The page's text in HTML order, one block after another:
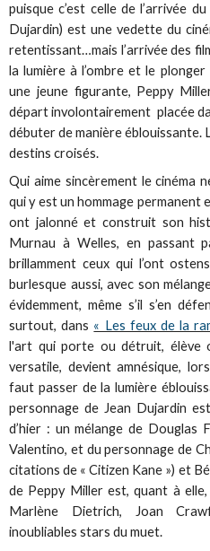
puisque c’est celle de l’arrivée
Dujardin) est une vedette du
retentissant…mais l’arrivée des
la lumière à l’ombre et le plonger
une jeune figurante, Peppy
départ involontairement placée
débuter de manière éblouissante.
destins croisés.
Qui aime sincèrement le cinéma
qui y est un hommage permanent
ont jalonné et construit son
Murnau à Welles, en passant
brillamment ceux qui l’ont
burlesque aussi, avec son
évidemment, même s’il s’en
surtout, dans « Les feux de la
l'art qui porte ou détruit, élève
versatile, devient amnésique,
faut passer de la lumière
personnage de Jean Dujardin
d’hier : un mélange de Douglas
Valentino, et du personnage de
citations de « Citizen Kane ») et
de Peppy Miller est, quant à
Marlène Dietrich, Joan
inoubliables stars du muet.